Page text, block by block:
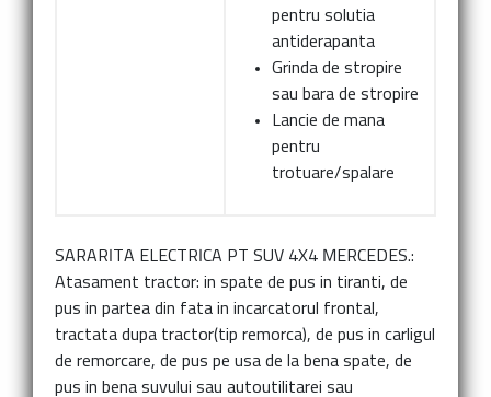
pentru solutia
antiderapanta
Grinda de stropire
sau bara de stropire
Lancie de mana
pentru
trotuare/spalare
SARARITA ELECTRICA PT SUV 4X4 MERCEDES.:
Atasament tractor: in spate de pus in tiranti, de
pus in partea din fata in incarcatorul frontal,
tractata dupa tractor(tip remorca), de pus in carligul
de remorcare, de pus pe usa de la bena spate, de
pus in bena suvului sau autoutilitarei sau